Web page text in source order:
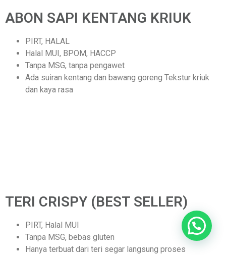
ABON SAPI KENTANG KRIUK
PIRT, HALAL
Halal MUI, BPOM, HACCP
Tanpa MSG, tanpa pengawet
Ada suiran kentang dan bawang goreng Tekstur kriuk
dan kaya rasa
TERI CRISPY (BEST SELLER)
PIRT, Halal MUI
Tanpa MSG, bebas gluten
Hanya terbuat dari teri segar langsung proses